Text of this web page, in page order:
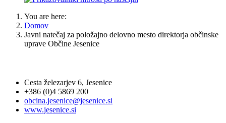
You are here:
Domov
Javni natečaj za položajno delovno mesto direktorja občinske
uprave Občine Jesenice
Cesta železarjev 6, Jesenice
+386 (0)4 5869 200
obcina.jesenice@jesenice.si
www.jesenice.si